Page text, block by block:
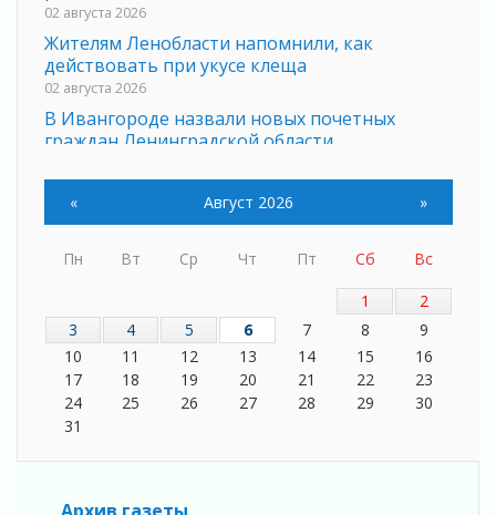
02 августа 2026
Жителям Ленобласти напомнили, как
действовать при укусе клеща
02 августа 2026
В Ивангороде назвали новых почетных
граждан Ленинградской области
Километровые столбы «Дороги жизни»
отправили на реставрацию
Ленобласть внедрила передовую подготовку
операторов БПЛА
02 августа 2026
В Ивангороде появилась «Избушка-
воробушка»
« Август 2026 »
Пн Вт Ср Чт Пт Сб
Вс
1
2
3
4 5 6 7 8
9
10
11 12 13 14 15
16
17
18 19 20 21 22
23
24
25 26 27 28 29
30
31
Архив газеты